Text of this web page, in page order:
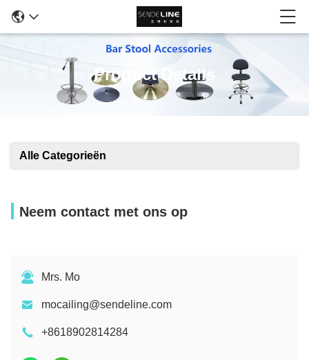
Product Details
Alle Categorieën
Neem contact met ons op
Mrs. Mo
mocailing@sendeline.com
+8618902814284